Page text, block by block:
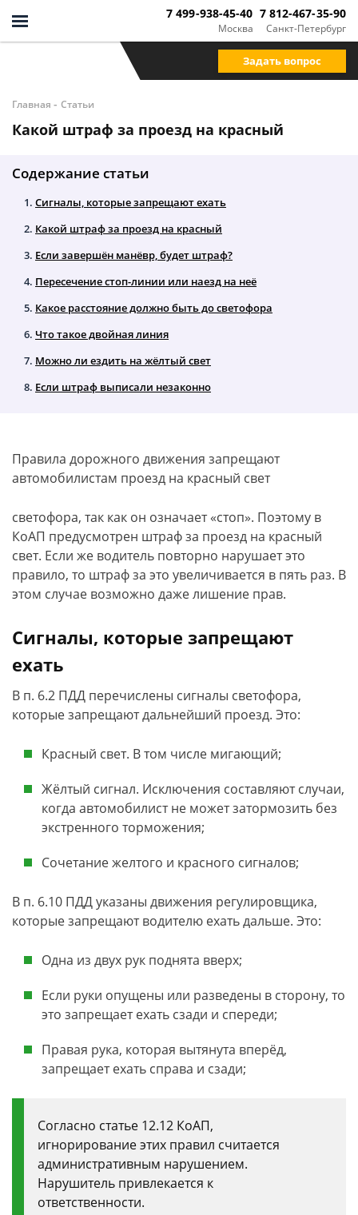
Москва
7 499-938-45-40
Санкт-Петербург
7 812-467-35-90
Задать вопрос
Главная - Статьи
Какой штраф за проезд на красный
Содержание статьи
Сигналы, которые запрещают ехать
Какой штраф за проезд на красный
Если завершён манёвр, будет штраф?
Пересечение стоп-линии или наезд на неё
Какое расстояние должно быть до светофора
Что такое двойная линия
Можно ли ездить на жёлтый свет
Если штраф выписали незаконно
Правила дорожного движения запрещают
автомобилистам проезд на красный свет
светофора, так как он означает «стоп». Поэтому в
КоАП предусмотрен штраф за проезд на красный
свет. Если же водитель повторно нарушает это
правило, то штраф за это увеличивается в пять раз. В
этом случае возможно даже лишение прав.
Сигналы, которые запрещают
ехать
В п. 6.2 ПДД перечислены сигналы светофора,
которые запрещают дальнейший проезд. Это:
Красный свет. В том числе мигающий;
Жёлтый сигнал. Исключения составляют случаи,
когда автомобилист не может затормозить без
экстренного торможения;
Сочетание желтого и красного сигналов;
В п. 6.10 ПДД указаны движения регулировщика,
которые запрещают водителю ехать дальше. Это:
Одна из двух рук поднята вверх;
Если руки опущены или разведены в сторону, то
это запрещает ехать сзади и спереди;
Правая рука, которая вытянута вперёд,
запрещает ехать справа и сзади;
Согласно статье 12.12 КоАП,
игнорирование этих правил считается
административным нарушением.
Нарушитель привлекается к
ответственности.